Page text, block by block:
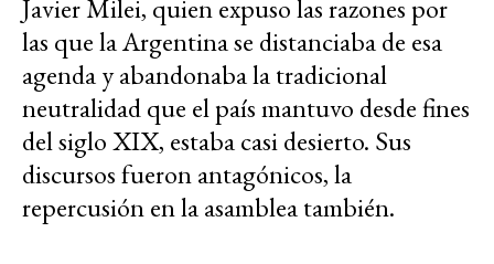
Javier Milei, quien expuso las razones por
las que la Argentina se distanciaba de esa
agenda y abandonaba la tradicional
neutralidad que el país mantuvo desde fines
del siglo XIX, estaba casi desierto. Sus
discursos fueron antagónicos, la
repercusión en la asamblea también.